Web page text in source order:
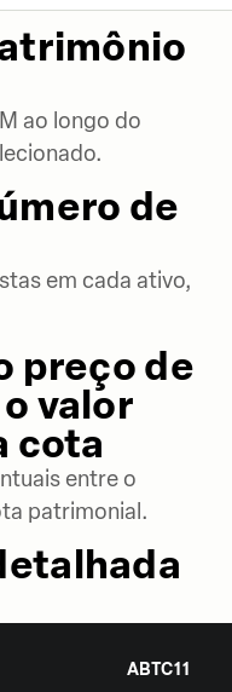
ao longo do
de
em cada ativo,
preço de
valor
cota
entre o
patrimonial.
ABTC11